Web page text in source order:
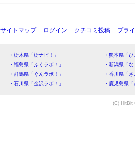
サイトマップ ログイン クチコミ投稿 プラ
・栃木県「栃ナビ！」
・熊本県「
・福島県「ふくラボ！」
・新潟県「
・群馬県「ぐんラボ！」
・香川県「
・石川県「金沢ラボ！」
・鹿児島県
(C) HitBit